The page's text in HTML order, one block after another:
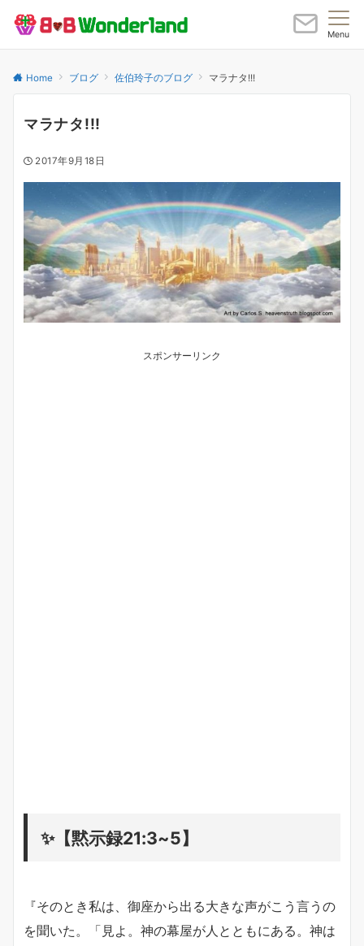
Menu
Home ブログ 佐伯玲子のブログ マラナタ!!!
マラナタ!!!
2017年9月18日
スポンサーリンク
✨【黙示録21:3~5】
『そのとき私は、御座から出る大きな声がこう言うの
を聞いた。「見よ。神の幕屋が人とともにある。神は